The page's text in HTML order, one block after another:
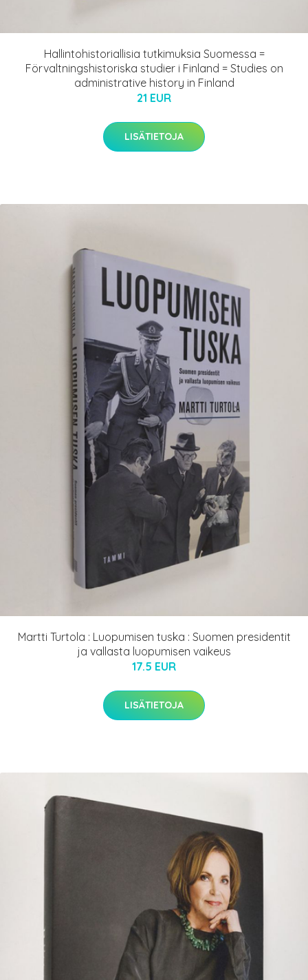
Hallintohistoriallisia tutkimuksia Suomessa =
Förvaltningshistoriska studier i Finland = Studies on
administrative history in Finland
21 EUR
LISÄTIETOJA
Martti Turtola : Luopumisen tuska : Suomen presidentit
ja vallasta luopumisen vaikeus
17.5 EUR
LISÄTIETOJA